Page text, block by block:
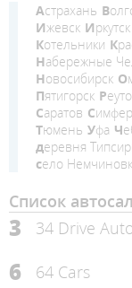
Астрахань
Ижевск
Иркутск
Котельники
Набережные
Новосибирск
Пятигорск
Саратов
Тюмень
Уфа
деревня
село
Список
3 34 Drive
6 64 Cars